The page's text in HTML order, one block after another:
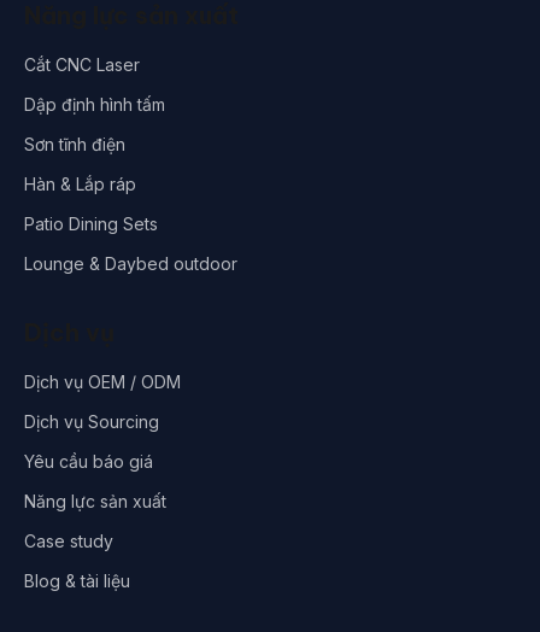
Cắt CNC Laser
Dập định hình tấm
Sơn tĩnh điện
Hàn & Lắp ráp
Patio Dining Sets
Lounge & Daybed outdoor
Dịch vụ OEM / ODM
Dịch vụ Sourcing
Yêu cầu báo giá
Năng lực sản xuất
Case study
Blog & tài liệu